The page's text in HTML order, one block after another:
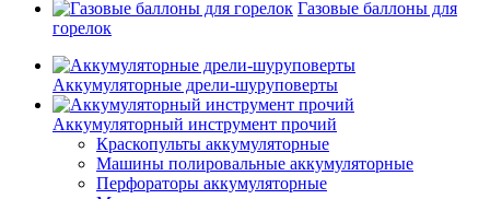
Газовые баллоны для
горелок
Аккумуляторные дрели-шуруповерты
Аккумуляторный инструмент прочий
Краскопульты аккумуляторные
Машины полировальные аккумуляторные
Перфораторы аккумуляторные